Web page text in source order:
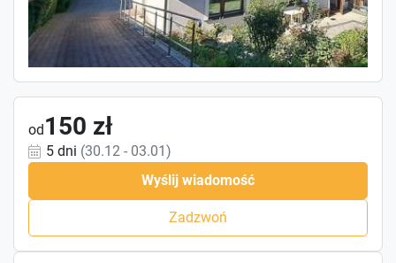
od150 zł
5 dni (30.12 - 03.01)
Wyślij wiadomość
Zadzwoń